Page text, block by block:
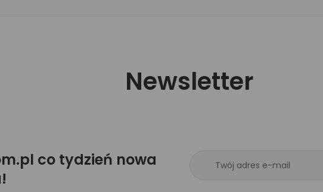
Newsletter
co tydzień nowa